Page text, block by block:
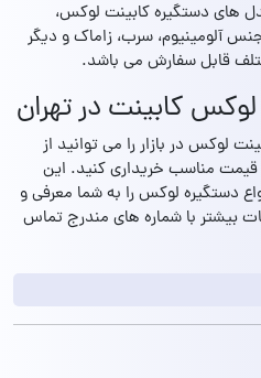
های دستگیره کابینت لوکس،
آلومینیوم، سرب، زاماک و دیگر
قابل سفارش می باشد.
کابینت در تهران
لوکس در بازار را می توانید از
قیمت مناسب خریداری کنید. این
دستگیره لوکس را به شما معرفی و
بیشتر با شماره های مندرج تماس